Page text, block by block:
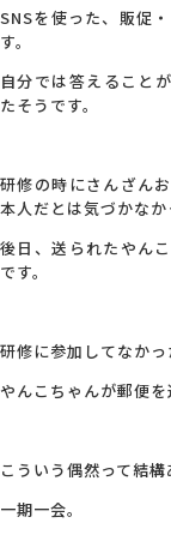
SNSを使った、販促
す。
自分では答えること
たそうです。
研修の時にさんざん
本人だとは気づかなか
後日、送られたやん
です。
研修に参加してなかっ
やんこちゃんが郵便
こういう偶然って結
一期一会。